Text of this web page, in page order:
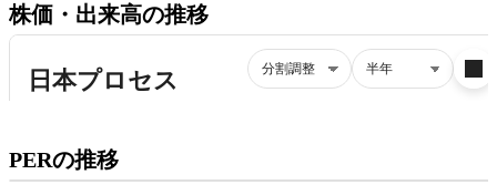
株価・出来高の推移
PERの推移プレミアム会員にご登録いただくと、
PERの推移にアクセスできます。